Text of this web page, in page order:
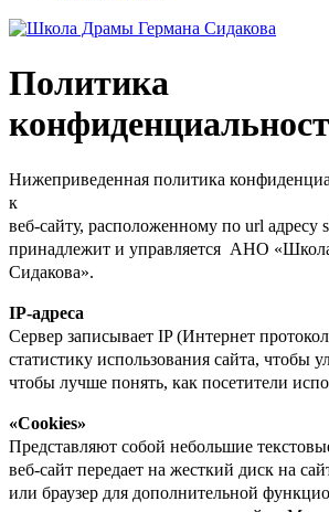
Политика
Нижеприведенная политика
к
веб-сайту, расположенному по url адресу
принадлежит и управляется АНО
Сидакова».
IP-адреса
Сервер записывает IP (Интернет
статистику использования сайта, чтобы
чтобы лучше понять, как посетители
«Cookies»
Представляют собой небольшие
веб-сайт передает на жесткий диск на
или браузер для дополнительной